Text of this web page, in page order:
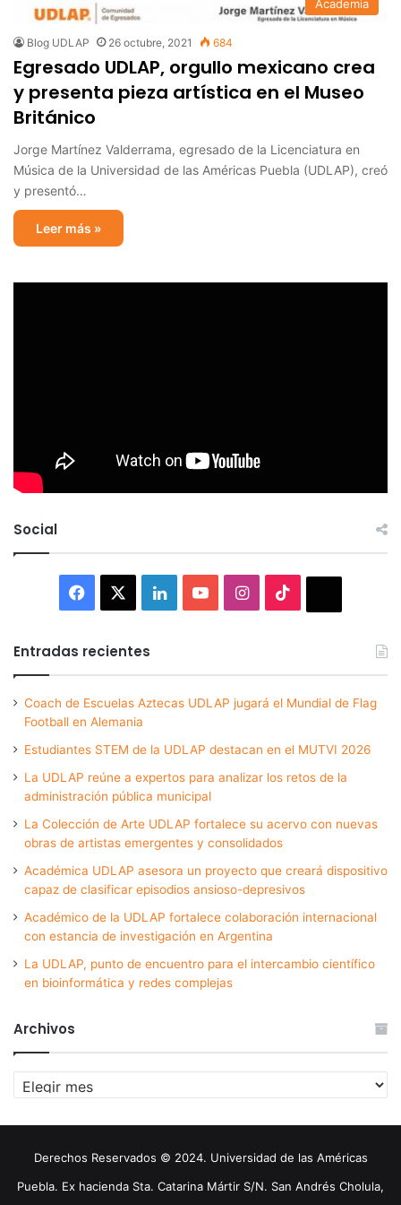
Academia
Blog UDLAP 26 octubre, 2021 684
Egresado UDLAP, orgullo mexicano crea
y presenta pieza artística en el Museo
Británico
Jorge Martínez Valderrama, egresado de la Licenciatura en
Música de la Universidad de las Américas Puebla (UDLAP), creó
y presentó…
Leer más »
Social
Facebook LinkedInYouTubeInstagram
Entradas recientes
Coach de Escuelas Aztecas UDLAP jugará el Mundial de Flag
Football en Alemania
Estudiantes STEM de la UDLAP destacan en el MUTVI 2026
La UDLAP reúne a expertos para analizar los retos de la
administración pública municipal
La Colección de Arte UDLAP fortalece su acervo con nuevas
obras de artistas emergentes y consolidados
Académica UDLAP asesora un proyecto que creará dispositivo
capaz de clasificar episodios ansioso-depresivos
Académico de la UDLAP fortalece colaboración internacional
con estancia de investigación en Argentina
La UDLAP, punto de encuentro para el intercambio científico
en bioinformática y redes complejas
Archivos
Archivos
Derechos Reservados © 2024. Universidad de las Américas
Puebla. Ex hacienda Sta. Catarina Mártir S/N. San Andrés Cholula,